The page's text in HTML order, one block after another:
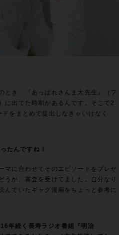
とき、『あっぱれさんま大先生』（フ
に出てた時期があるんです。そこで2
をまとめて提出しなきゃいけなく
たんですね！
に合わせてそのエピソードをプレゼ
うか、審査を受けてました。自分なり
んでいたギャグ漫画をちょっと参考に
年続く長寿ラジオ番組『明治